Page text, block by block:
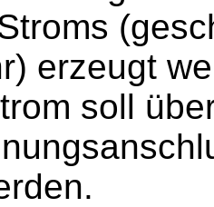
erzeugt
soll